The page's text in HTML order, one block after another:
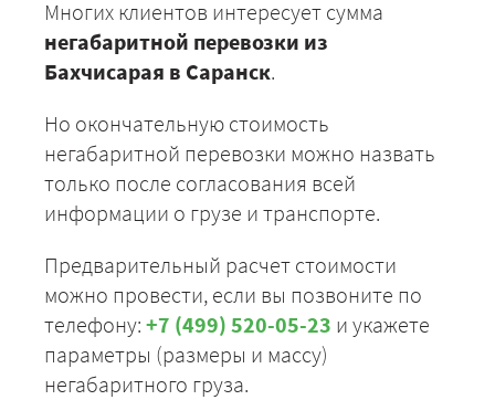
Многих клиентов интересует сумма
негабаритной перевозки из
Бахчисарая в Саранск.
Но окончательную стоимость
негабаритной перевозки можно назвать
только после согласования всей
информации о грузе и транспорте.
Предварительный расчет стоимости
можно провести, если вы позвоните по
телефону: +7 (499) 520-05-23 и укажете
параметры (размеры и массу)
негабаритного груза.